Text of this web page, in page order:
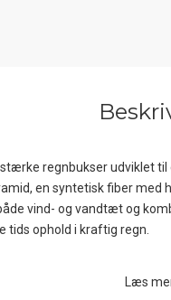
regnbukser udviklet
en syntetisk fiber
vind- og vandtæt og
ophold i kraftig regn.
Læs